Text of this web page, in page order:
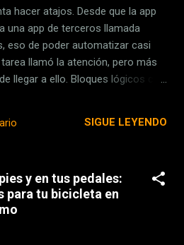
contarse como tiempo de
conciliación se respeta. El
de Justicia de Madrid ha
que si una empresa cambia de
trabajo a un profesional con
imposibilitando dicha
hacer atajos. Desde que la app
una app de terceros llamada
eso de poder automatizar casi
llamó la atención, pero más
llegar a ello. Bloques lógicos con
simplificada, se acerca a la
no hay manera de dar con el hilo
exacto para lograr hacer algo
En estos casos, ¿qué
algunos hilos de Reddit,
SIGUE LEYENDO
y en tus pedales:
para tu bicicleta en